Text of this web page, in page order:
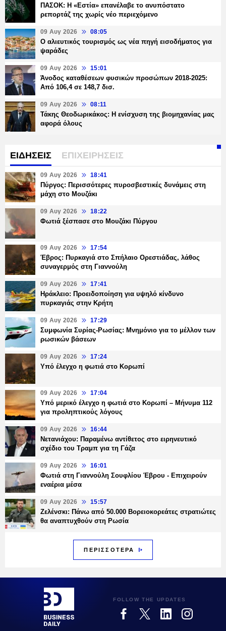
ΠΑΣΟΚ: Η «Εστία» επανέλαβε το ανυπόστατο
ρεπορτάζ της χωρίς νέο περιεχόμενο
09 Αυγ 2026 08:05
Ο αλιευτικός τουρισμός ως νέα πηγή εισοδήματος για
ψαράδες
09 Αυγ 2026 15:01
Άνοδος καταθέσεων φυσικών προσώπων 2018-2025:
Από 106,4 σε 148,7 δισ.
09 Αυγ 2026 08:11
Τάκης Θεοδωρικάκος: Η ενίσχυση της βιομηχανίας μας
αφορά όλους
ΕΙΔΗΣΕΙΣ ΕΠΙΧΕΙΡΗΣΕΙΣ
09 Αυγ 2026 18:41
Πύργος: Περισσότερες πυροσβεστικές δυνάμεις στη
μάχη στο Μουζάκι
09 Αυγ 2026 18:22
Φωτιά ξέσπασε στο Μουζάκι Πύργου
09 Αυγ 2026 17:54
Έβρος: Πυρκαγιά στο Σπήλαιο Ορεστιάδας, λάθος
συναγερμός στη Γιαννούλη
09 Αυγ 2026 17:41
Ηράκλειο: Προειδοποίηση για υψηλό κίνδυνο
πυρκαγιάς στην Κρήτη
09 Αυγ 2026 17:29
Συμφωνία Συρίας-Ρωσίας: Μνημόνιο για το μέλλον των
ρωσικών βάσεων
09 Αυγ 2026 17:24
Υπό έλεγχο η φωτιά στο Κορωπί
09 Αυγ 2026 17:04
Υπό μερικό έλεγχο η φωτιά στο Κορωπί – Μήνυμα 112
για προληπτικούς λόγους
09 Αυγ 2026 16:44
Νετανιάχου: Παραμένω αντίθετος στο ειρηνευτικό
σχέδιο του Τραμπ για τη Γάζα
09 Αυγ 2026 16:01
Φωτιά στη Γιαννούλη Σουφλίου Έβρου - Επιχειρούν
εναέρια μέσα
09 Αυγ 2026 15:57
Ζελένσκι: Πάνω από 50.000 Βορειοκορεάτες στρατιώτες
θα αναπτυχθούν στη Ρωσία
ΠΕΡΙΣΣΟΤΕΡΑ
FOLLOW THE UPDATES